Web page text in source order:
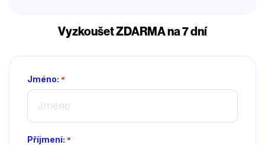
Vyzkoušet ZDARMA na 7 dní
Jméno: *
Příjmení: *